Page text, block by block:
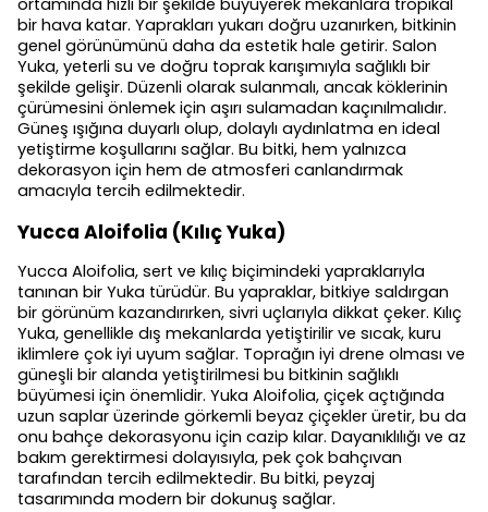
ortamında hızlı bir şekilde büyüyerek mekanlara tropikal
bir hava katar. Yaprakları yukarı doğru uzanırken, bitkinin
genel görünümünü daha da estetik hale getirir. Salon
Yuka, yeterli su ve doğru toprak karışımıyla sağlıklı bir
şekilde gelişir. Düzenli olarak sulanmalı, ancak köklerinin
çürümesini önlemek için aşırı sulamadan kaçınılmalıdır.
Güneş ışığına duyarlı olup, dolaylı aydınlatma en ideal
yetiştirme koşullarını sağlar. Bu bitki, hem yalnızca
dekorasyon için hem de atmosferi canlandırmak
amacıyla tercih edilmektedir.
Yucca Aloifolia (Kılıç Yuka)
Yucca Aloifolia, sert ve kılıç biçimindeki yapraklarıyla
tanınan bir Yuka türüdür. Bu yapraklar, bitkiye saldırgan
bir görünüm kazandırırken, sivri uçlarıyla dikkat çeker. Kılıç
Yuka, genellikle dış mekanlarda yetiştirilir ve sıcak, kuru
iklimlere çok iyi uyum sağlar. Toprağın iyi drene olması ve
güneşli bir alanda yetiştirilmesi bu bitkinin sağlıklı
büyümesi için önemlidir. Yuka Aloifolia, çiçek açtığında
uzun saplar üzerinde görkemli beyaz çiçekler üretir, bu da
onu bahçe dekorasyonu için cazip kılar. Dayanıklılığı ve az
bakım gerektirmesi dolayısıyla, pek çok bahçıvan
tarafından tercih edilmektedir. Bu bitki, peyzaj
tasarımında modern bir dokunuş sağlar.